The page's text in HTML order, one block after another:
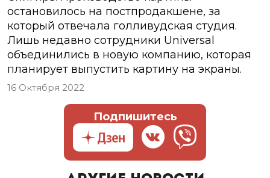
остановилось на постпродакшене, за
который отвечала голливудская студия.
Лишь недавно сотрудники Universal
объединились в новую компанию, которая
планирует выпустить картину на экраны.
16 Октября 2022
Подпишитесь